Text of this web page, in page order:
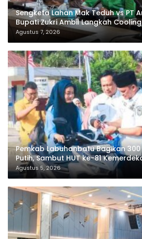
Sengketa Lahan Mak Teduh vs PT
Bupati Zukri Ambil Langkah
Agustus 7, 2026
Pemkab Labuhanbatu Bagikan
Putih, Sambut HUT ke-81
Agustus 5, 2026